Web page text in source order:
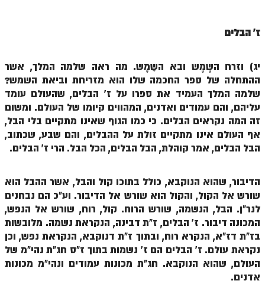
ספר הזוהר וישלח מתחילים
הזוהר הקדוש וישלח מתקדמים
הזוהר הקדוש וישב מתחילים
הזוהר הקדוש וישב מתקדמים
הזוהר הקדוש מקץ מתחילים
הזוהר הקדוש מקץ מתקדמים
הזוהר הקדוש ויגש מתחילים
הזוהר הקדוש ויגש מתקדמים
הזוהר הקדוש ויחי מתחילים
הזוהר הקדוש ויחי מתקדמים
ז' הבלים
יג) וזרח השֶמֶש ובא השָמֶש. מה ראה שלמה המלך, אשר
ההתחלה של ספר החכמה שלו הוא מזריחת וביאת השמש?
שלמה המלך העמיד את ספרו על ז' הבלים, שהעולם עומד
עליהם, והם עמודים ואדנים, המהווים קיומו של העולם. ומשום
זה המה נקראים הבלים. כי כמו הגוף שאינו מתקיים בלי הבל,
אף העולם אינו מתקיים זולת על ההבלים, והם שבע, שכתוב,
הבל הבלים, אמר קוהלת, הבל הבלים, הכל הבל. הרי ז' הבלים.
הדיבור, שהוא הנוקבא, כולל בתוכו קול והבל, אשר ההבל הוא
שורש אל הקול, והקול הוא שורש אל הדיבור. וע"כ הם נבחנים
לנר"ן. הבל, הנשמה, שורש הרוח. קול, רוח, שורש אל הנפש,
המכונה דיבור. ז' הבלים, ז"ת דבינה, הנקראת נשמה. מלובשות
בז"ת דז"א, הנקרא רוח, ובתוך ז"ת דנוקבא, הנקראת נפש, וכן
נקראת עולם. ז' הבלים הם ז' נשמות בתוך ז"ס חג"ת נהי"מ של
העולם, שהוא הנוקבא. חג"ת מכונות עמודים ונהי"מ מכונות
אדנים.